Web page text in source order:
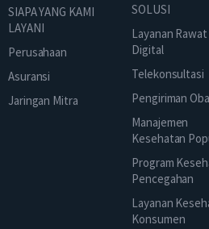
SIAPA YANG KAMI
LAYANI
Perusahaan
Asuransi
Jaringan Mitra
SOLUSI
Layanan Rawat
Digital
Telekonsultasi
Pengiriman
Manajemen
Kesehatan
Program
Pencegahan
Layanan
Konsumen